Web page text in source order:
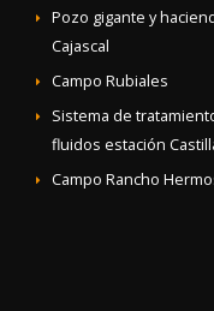
Pozo gigante y
Cajascal
Campo Rubiales
Sistema de
fluidos estación
Campo Rancho